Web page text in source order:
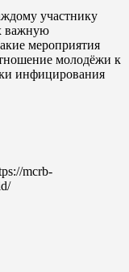
участнику
важную
мероприятия
молодёжи к
инфицирования
mcrb-